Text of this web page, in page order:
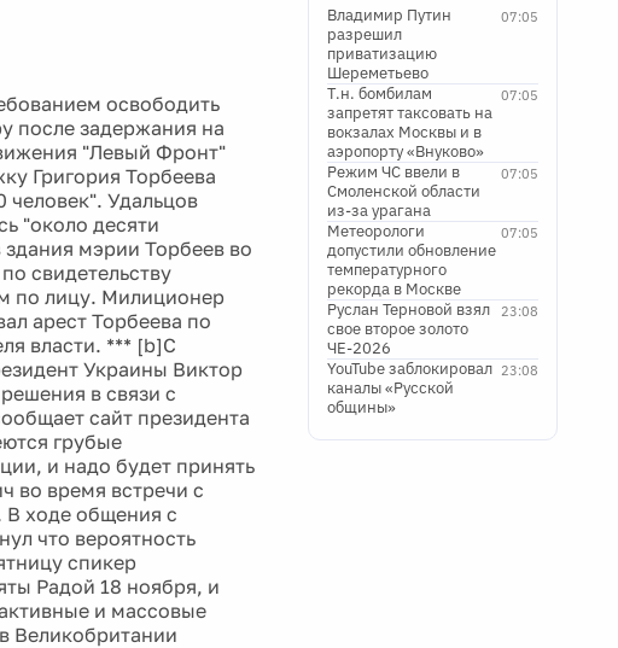
освободить
после задержания на
"Левый Фронт"
Григория Торбеева
человек". Удальцов
"около десяти
мэрии Торбеев во
свидетельству
по лицу. Милиционер
арест Торбеева по
власти. *** [b]С
Украины Виктор
в связи с
сайт президента
грубые
и надо будет принять
во время встречи с
ходе общения с
что вероятность
спикер
Радой 18 ноября, и
и массовые
Великобритании
07:05
Владимир Путин
разрешил
приватизацию
Шереметьево
07:05
Т.н. бомбилам
запретят таксовать на
вокзалах Москвы и в
аэропорту «Внуково»
07:05
Режим ЧС ввели в
Смоленской области
из-за урагана
07:05
Метеорологи
допустили обновление
температурного
рекорда в Москве
23:08
Руслан Терновой взял
свое второе золото
ЧЕ-2026
23:08
YouTube заблокировал
каналы «Русской
общины»